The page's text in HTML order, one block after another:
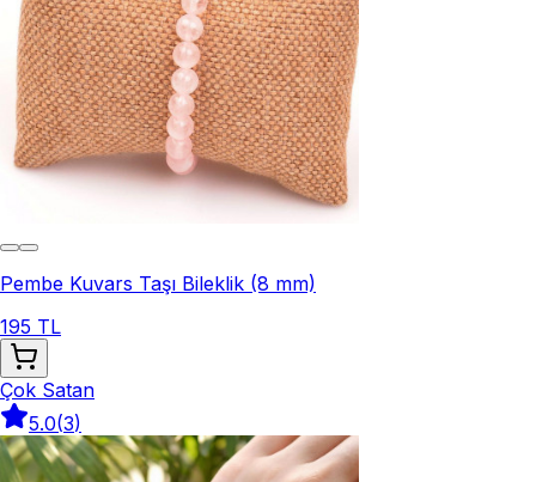
Pembe Kuvars Taşı Bileklik (8 mm)
195 TL
Çok Satan
5.0(3)